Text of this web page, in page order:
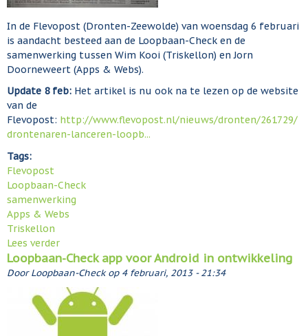
a
n
c
o
a
h
s
.
t
s
v
r
j
u
?
-
v
e
r
s
e
o
o
a
a
n
h
e
k
i
n
In de Flevopost (Dronten-Zeewolde) van woensdag 6 februari
is aandacht besteed aan de Loopbaan-Check en de
samenwerking tussen Wim Kooi (Triskellon) en Jorn
Doorneweert (Apps & Webs).
Update 8 feb: Het artikel is nu ook na te lezen op de website
van de
Flevopost: http://www.flevopost.nl/nieuws/dronten/261729/
drontenaren-lanceren-loopb...
Tags:
Flevopost
Loopbaan-Check
samenwerking
Apps & Webs
Triskellon
Lees verder
v
e
L
o
Loopbaan-Check app voor Android in ontwikkeling
DoorLoopbaan-Checkop 4 februari, 2013 - 21:34